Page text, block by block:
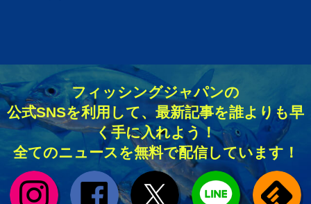
フィッシングジャパンの
公式SNSを利用して、最新記事を誰よりも早
く手に入れよう！
全てのニュースを無料で配信しています！